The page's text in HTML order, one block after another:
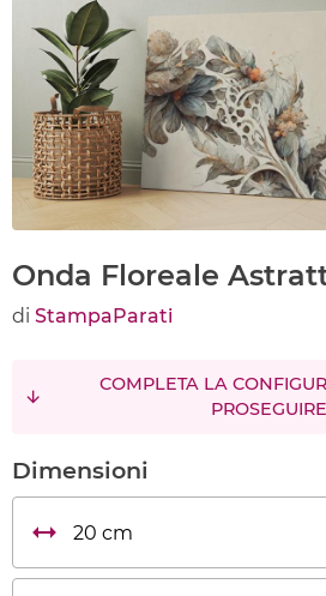
Onda Floreale
di StampaParati
COMPLETA LA
PROSEGUIRE
Dimensioni